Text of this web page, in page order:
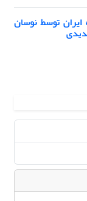
توسط نوسان